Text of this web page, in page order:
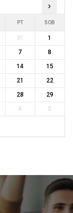
›
PT SOB
31
1
7
8
14
15
21
22
28
29
4 5